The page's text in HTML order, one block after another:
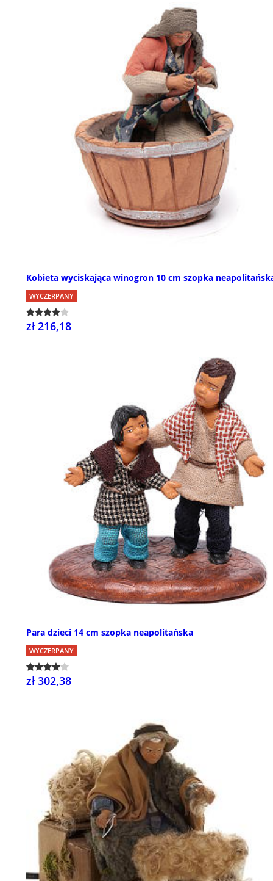
Kobieta wyciskająca winogron 10 cm szopka
WYCZERPANY
zł 216,18
Para dzieci 14 cm szopka neapolitańska
WYCZERPANY
zł 302,38